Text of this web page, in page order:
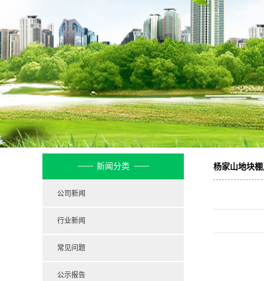
公
新闻分类
公司新闻
行业新闻
常见问题
公示报告
杨家山地块